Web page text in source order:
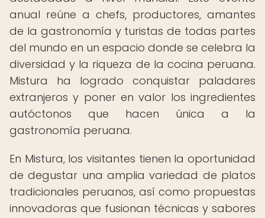
anual reúne a chefs, productores, amantes
de la gastronomía y turistas de todas partes
del mundo en un espacio donde se celebra la
diversidad y la riqueza de la cocina peruana.
Mistura ha logrado conquistar paladares
extranjeros y poner en valor los ingredientes
autóctonos que hacen única a la
gastronomía peruana.
En Mistura, los visitantes tienen la oportunidad
de degustar una amplia variedad de platos
tradicionales peruanos, así como propuestas
innovadoras que fusionan técnicas y sabores